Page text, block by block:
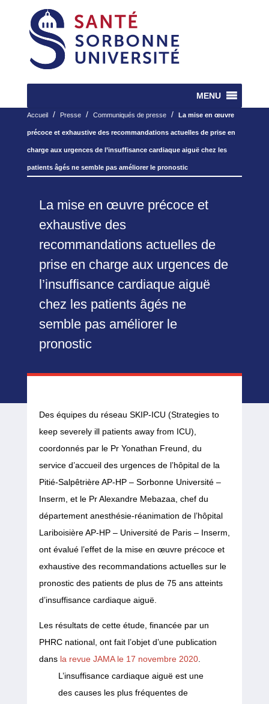
MENU
Accueil/ Presse/ Communiqués de presse/ La mise en œuvre
précoce et exhaustive des recommandations actuelles de prise en
charge aux urgences de l’insuffisance cardiaque aiguë chez les
patients âgés ne semble pas améliorer le pronostic
La mise en œuvre précoce et
exhaustive des
recommandations actuelles de
prise en charge aux urgences de
l’insuffisance cardiaque aiguë
chez les patients âgés ne
semble pas améliorer le
pronostic
Des équipes du réseau SKIP-ICU (Strategies to
keep severely ill patients away from ICU),
coordonnés par le Pr Yonathan Freund, du
service d’accueil des urgences de l’hôpital de la
Pitié-Salpêtrière AP-HP – Sorbonne Université –
Inserm, et le Pr Alexandre Mebazaa, chef du
département anesthésie-réanimation de l’hôpital
Lariboisière AP-HP – Université de Paris – Inserm,
ont évalué l’effet de la mise en œuvre précoce et
exhaustive des recommandations actuelles sur le
pronostic des patients de plus de 75 ans atteints
d’insuffisance cardiaque aiguë.
Les résultats de cette étude, financée par un
PHRC national, ont fait l’objet d’une publication
dansla revue JAMA le 17 novembre 2020.
L’insuffisance cardiaque aiguë est une
des causes les plus fréquentes de